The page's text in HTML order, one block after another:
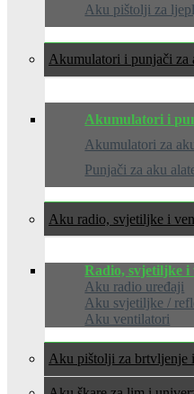
Aku pištolji za
Akumulatori i punjači za
Akumulatori i
Akumulatori za
Punjači za aku
Aku radio, svjetiljke i
Radio, svjetiljke
Aku radio uređaji
Aku svjetiljke /
Aku ventilatori
Aku pištolji za brtvljenje